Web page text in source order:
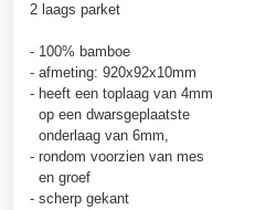
2 laags parket
- 100% bamboe
- afmeting: 920x92x10mm
- heeft een toplaag van 4mm
op een dwarsgeplaatste
onderlaag van 6mm,
- rondom voorzien van mes
en groef
- scherp gekant